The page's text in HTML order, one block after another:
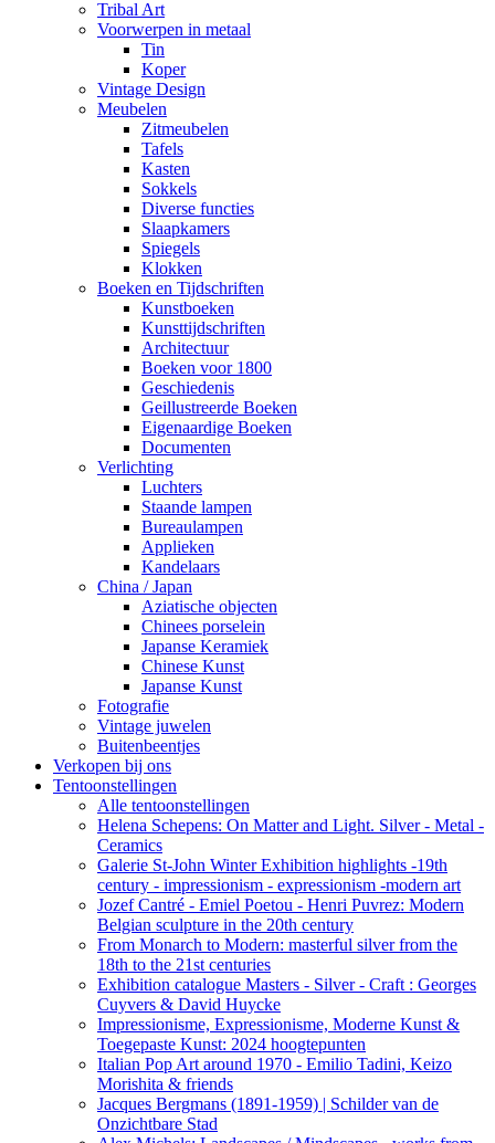
Tribal Art
Voorwerpen in metaal
Tin
Koper
Vintage Design
Meubelen
Zitmeubelen
Tafels
Kasten
Sokkels
Diverse functies
Slaapkamers
Spiegels
Klokken
Boeken en Tijdschriften
Kunstboeken
Kunsttijdschriften
Architectuur
Boeken voor 1800
Geschiedenis
Geillustreerde Boeken
Eigenaardige Boeken
Documenten
Verlichting
Luchters
Staande lampen
Bureaulampen
Applieken
Kandelaars
China / Japan
Aziatische objecten
Chinees porselein
Japanse Keramiek
Chinese Kunst
Japanse Kunst
Fotografie
Vintage juwelen
Buitenbeentjes
Verkopen bij ons
Tentoonstellingen
Alle tentoonstellingen
Helena Schepens: On Matter and Light. Silver - Metal -
Ceramics
Galerie St-John Winter Exhibition highlights -19th
century - impressionism - expressionism -modern art
Jozef Cantré - Emiel Poetou - Henri Puvrez: Modern
Belgian sculpture in the 20th century
From Monarch to Modern: masterful silver from the
18th to the 21st centuries
Exhibition catalogue Masters - Silver - Craft : Georges
Cuyvers & David Huycke
Impressionisme, Expressionisme, Moderne Kunst &
Toegepaste Kunst: 2024 hoogtepunten
Italian Pop Art around 1970 - Emilio Tadini, Keizo
Morishita & friends
Jacques Bergmans (1891-1959) | Schilder van de
Onzichtbare Stad